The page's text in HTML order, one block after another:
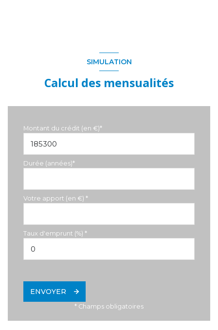
SIMULATION
Calcul des mensualités
Montant du crédit (en €)*
Durée (années)*
Votre apport (en €) *
Taux d'emprunt (%) *
ENVOYER
* Champs obligatoires